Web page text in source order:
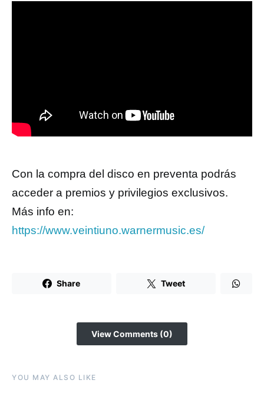
Con la compra del disco en preventa podrás
acceder a premios y privilegios exclusivos.
Más info en:
https://www.veintiuno.warnermusic.es/
Share Tweet
View Comments (0)
YOU MAY ALSO LIKE